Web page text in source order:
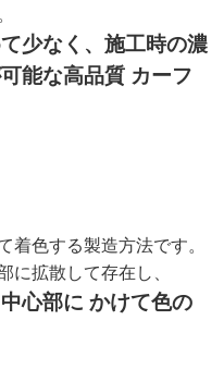
少なく、施工時の濃
能な高品質 カーフ
着色する製造方法です。
に拡散して存在し、
心部に かけて色の